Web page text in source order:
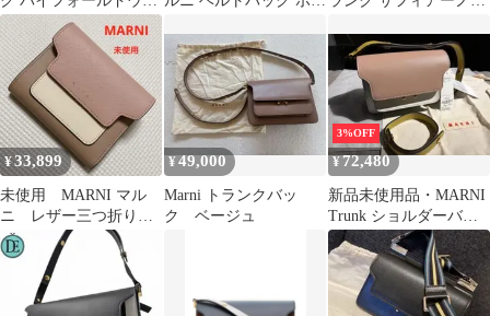
レット ブルー
PFMOQ14U24 マルニ
[24][240024556068]
ッグ
グレー
¥33,899
未使用 MARNI マル
ニ レザー三つ折り財
布 マルチカラー ト
ランク
¥49,000
Marni トランクバッ
ク ベージュ
3%OFF
¥72,480
新品未使用品・MARNI
Trunk ショルダーバッ
グ